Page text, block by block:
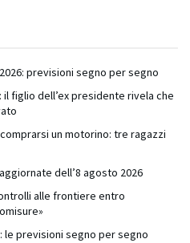
previsioni segno per segno
il figlio dell’ex presidente rivela che
un motorino: tre ragazzi
dell’8 agosto 2026
alle frontiere entro
le previsioni segno per segno